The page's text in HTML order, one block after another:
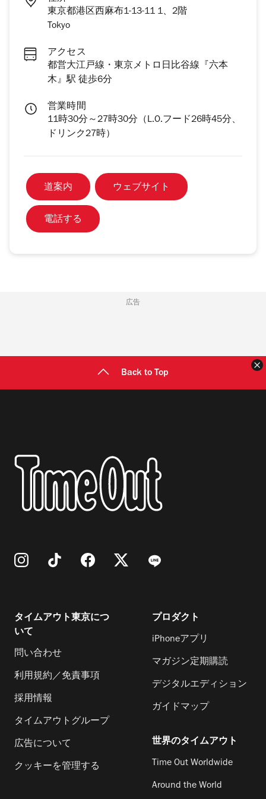
東京都港区西麻布1-13-11 1、2階
Tokyo
アクセス
都営大江戸線・東京メトロ日比谷線『六本
木』駅 徒歩6分
営業時間
11時30分～27時30分（L.O.フード26時45分、
ドリンク27時）
道案内 ウェブサイト
電話する
広告
Back to Top
タイムアウト東京につ
いて
問い合わせ
利用規約／免責事項
採用情報
タイムアウトグループ
広告について
クッキーを管理する
プロダクト
iPhoneアプリ
マガジン定期購読
デジタルエディション
ガイドマップ
世界のタイムアウト
Time Out Worldwide
Around the World